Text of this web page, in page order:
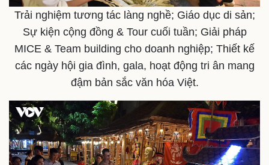
Doanh nghiệp
Thông tin doanh nghiệp
Doanh nghiệp 24h
Doanh nhân
Vì cộng đồng
Công nghệ
Sành điệu
Tin Công nghệ
Trải nghiệm
Chuyển đổi số
Trải nghiệm tương tác làng nghề; Giáo dục di sản;
Sự kiện cộng đồng & Tour cuối tuần; Giải pháp
MICE & Team building cho doanh nghiệp; Thiết kế
các ngày hội gia đình, gala, hoạt động tri ân mang
đậm bản sắc văn hóa Việt.